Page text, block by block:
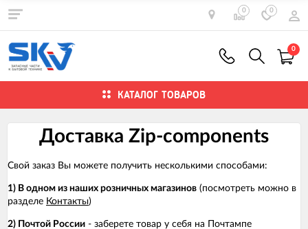
0 0
0
КАТАЛОГ ТОВАРОВ
Доставка Zip-components
Свой заказ Вы можете получить несколькими способами:
1) В одном из наших розничных магазинов (посмотреть можно в
разделе Контакты)
2) Почтой России - заберете товар у себя на Почтампе